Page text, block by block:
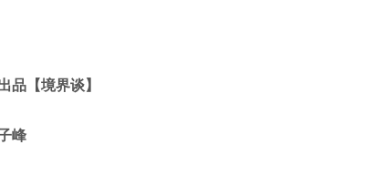
品 【境界谈】
峰